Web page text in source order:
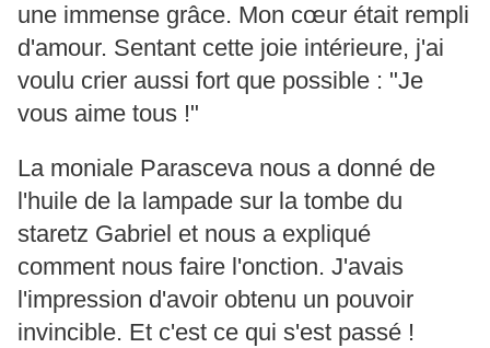
une immense grâce. Mon cœur était rempli
d'amour. Sentant cette joie intérieure, j'ai
voulu crier aussi fort que possible : "Je
vous aime tous !"
La moniale Parasceva nous a donné de
l'huile de la lampade sur la tombe du
staretz Gabriel et nous a expliqué
comment nous faire l'onction. J'avais
l'impression d'avoir obtenu un pouvoir
invincible. Et c'est ce qui s'est passé !